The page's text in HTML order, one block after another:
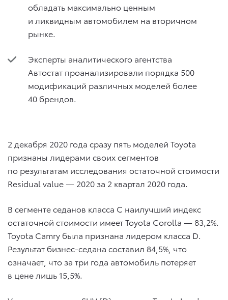
обладать максимально ценным
и ликвидным автомобилем на вторичном
рынке.
Эксперты аналитического агентства
Автостат проанализировали порядка 500
модификаций различных моделей более
40 брендов.
2 декабря 2020 года сразу пять моделей Toyota
признаны лидерами своих сегментов
по результатам исследования остаточной стоимости
Residual value — 2020 за 2 квартал 2020 года.
В сегменте седанов класса С наилучший индекс
остаточной стоимости имеет Toyota Corolla — 83,2%.
Toyota Camry была признана лидером класса D.
Результат бизнес-седана составил 84,5%, что
означает, что за три года автомобиль потеряет
в цене лишь 15,5%.